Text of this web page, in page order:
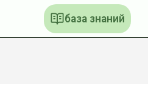
база знаний